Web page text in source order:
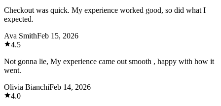
Checkout was quick. My experience worked good, so did what I
expected.
Ava SmithFeb 15, 2026
4.5
Not gonna lie, My experience came out smooth , happy with how it
went.
Olivia BianchiFeb 14, 2026
4.0